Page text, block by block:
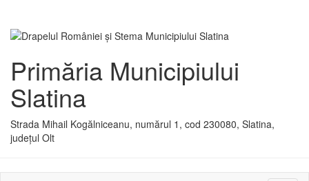
Primăria Municipiului
Slatina
Strada Mihail Kogălniceanu, numărul 1, cod 230080, Slatina,
județul Olt